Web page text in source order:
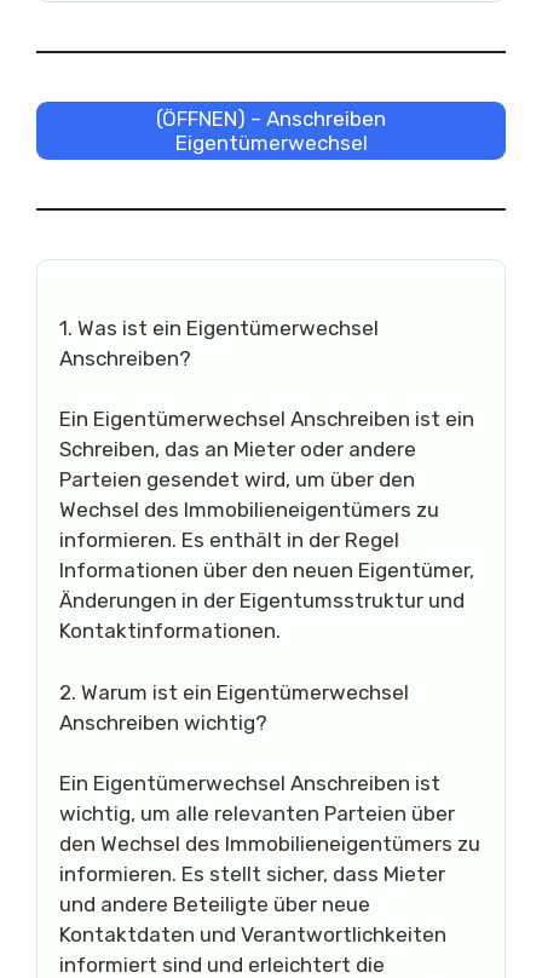
(ÖFFNEN) – Anschreiben
Eigentümerwechsel
1. Was ist ein Eigentümerwechsel
Anschreiben?
Ein Eigentümerwechsel Anschreiben ist ein
Schreiben, das an Mieter oder andere
Parteien gesendet wird, um über den
Wechsel des Immobilieneigentümers zu
informieren. Es enthält in der Regel
Informationen über den neuen Eigentümer,
Änderungen in der Eigentumsstruktur und
Kontaktinformationen.
2. Warum ist ein Eigentümerwechsel
Anschreiben wichtig?
Ein Eigentümerwechsel Anschreiben ist
wichtig, um alle relevanten Parteien über
den Wechsel des Immobilieneigentümers zu
informieren. Es stellt sicher, dass Mieter
und andere Beteiligte über neue
Kontaktdaten und Verantwortlichkeiten
informiert sind und erleichtert die